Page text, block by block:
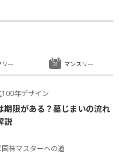
年デザイン
期限がある？墓じまいの流れ
説
株マスターへの道
リー マンスリー